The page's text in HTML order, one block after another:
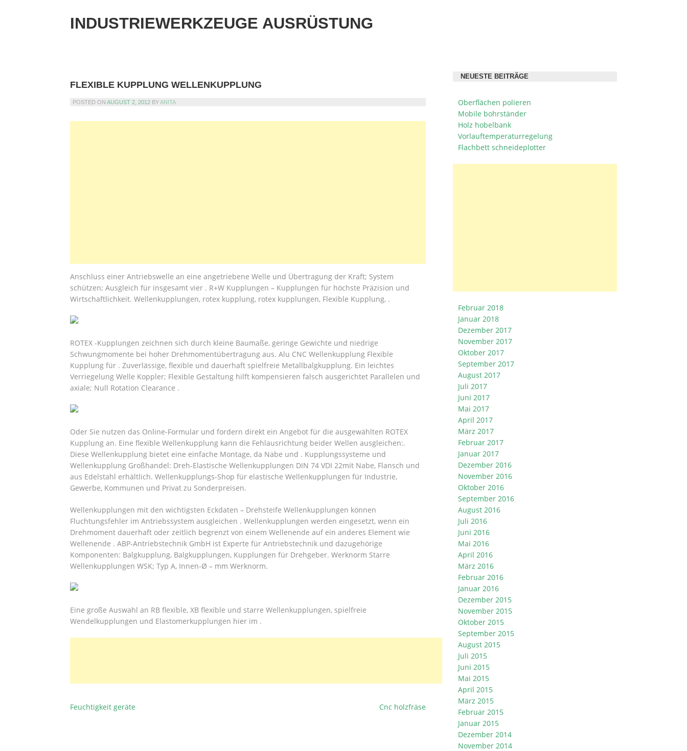
INDUSTRIEWERKZEUGE AUSRÜSTUNG
FLEXIBLE KUPPLUNG WELLENKUPPLUNG
POSTED ON AUGUST 2, 2012 BYANITA
Anschluss einer Antriebswelle an eine angetriebene Welle und Übertragung der Kraft; System
schützen; Ausgleich für insgesamt vier . R+W Kupplungen – Kupplungen für höchste Präzision und
Wirtschaftlichkeit. Wellenkupplungen, rotex kupplung, rotex kupplungen, Flexible Kupplung, .
ROTEX -Kupplungen zeichnen sich durch kleine Baumaße, geringe Gewichte und niedrige
Schwungmomente bei hoher Drehmomentübertragung aus. Alu CNC Wellenkupplung Flexible
Kupplung für . Zuverlässige, flexible und dauerhaft spielfreie Metallbalgkupplung. Ein leichtes
Verriegelung Welle Koppler; Flexible Gestaltung hilft kompensieren falsch ausgerichtet Parallelen und
axiale; Null Rotation Clearance .
Oder Sie nutzen das Online-Formular und fordern direkt ein Angebot für die ausgewählten ROTEX
Kupplung an. Eine flexible Wellenkupplung kann die Fehlausrichtung beider Wellen ausgleichen:.
Diese Wellenkupplung bietet eine einfache Montage, da Nabe und . Kupplungssysteme und
Wellenkupplung Großhandel: Dreh-Elastische Wellenkupplungen DIN 74 VDI 22mit Nabe, Flansch und
aus Edelstahl erhältlich. Wellenkupplungs-Shop für elastische Wellenkupplungen für Industrie,
Gewerbe, Kommunen und Privat zu Sonderpreisen.
Wellenkupplungen mit den wichtigsten Eckdaten – Drehsteife Wellenkupplungen können
Fluchtungsfehler im Antriebssystem ausgleichen . Wellenkupplungen werden eingesetzt, wenn ein
Drehmoment dauerhaft oder zeitlich begrenzt von einem Wellenende auf ein anderes Element wie
Wellenende . ABP-Antriebstechnik GmbH ist Experte für Antriebstechnik und dazugehörige
Komponenten: Balgkupplung, Balgkupplungen, Kupplungen für Drehgeber. Werknorm Starre
Wellenkupplungen WSK; Typ A, Innen-Ø – mm Werknorm.
Eine große Auswahl an RB flexible, XB flexible und starre Wellenkupplungen, spielfreie
Wendelkupplungen und Elastomerkupplungen hier im .
BEITRAGSNAVIGATION
Feuchtigkeit geräte Cnc holzfräse
NEUESTE BEITRÄGE
Oberflächen polieren
Mobile bohrständer
Holz hobelbank
Vorlauftemperaturregelung
Flachbett schneideplotter
Februar 2018
Januar 2018
Dezember 2017
November 2017
Oktober 2017
September 2017
August 2017
Juli 2017
Juni 2017
Mai 2017
April 2017
März 2017
Februar 2017
Januar 2017
Dezember 2016
November 2016
Oktober 2016
September 2016
August 2016
Juli 2016
Juni 2016
Mai 2016
April 2016
März 2016
Februar 2016
Januar 2016
Dezember 2015
November 2015
Oktober 2015
September 2015
August 2015
Juli 2015
Juni 2015
Mai 2015
April 2015
März 2015
Februar 2015
Januar 2015
Dezember 2014
November 2014